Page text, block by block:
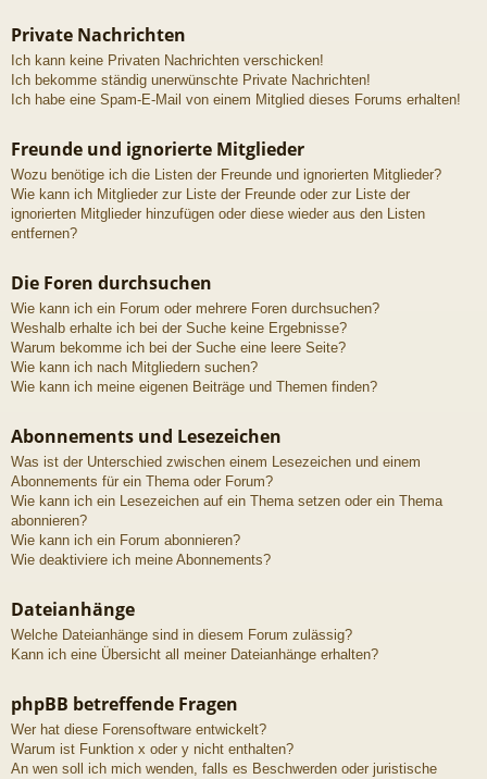
Private Nachrichten
Ich kann keine Privaten Nachrichten verschicken!
Ich bekomme ständig unerwünschte Private Nachrichten!
Ich habe eine Spam-E-Mail von einem Mitglied dieses Forums erhalten!
Freunde und ignorierte Mitglieder
Wozu benötige ich die Listen der Freunde und ignorierten Mitglieder?
Wie kann ich Mitglieder zur Liste der Freunde oder zur Liste der
ignorierten Mitglieder hinzufügen oder diese wieder aus den Listen
entfernen?
Die Foren durchsuchen
Wie kann ich ein Forum oder mehrere Foren durchsuchen?
Weshalb erhalte ich bei der Suche keine Ergebnisse?
Warum bekomme ich bei der Suche eine leere Seite?
Wie kann ich nach Mitgliedern suchen?
Wie kann ich meine eigenen Beiträge und Themen finden?
Abonnements und Lesezeichen
Was ist der Unterschied zwischen einem Lesezeichen und einem
Abonnements für ein Thema oder Forum?
Wie kann ich ein Lesezeichen auf ein Thema setzen oder ein Thema
abonnieren?
Wie kann ich ein Forum abonnieren?
Wie deaktiviere ich meine Abonnements?
Dateianhänge
Welche Dateianhänge sind in diesem Forum zulässig?
Kann ich eine Übersicht all meiner Dateianhänge erhalten?
phpBB betreffende Fragen
Wer hat diese Forensoftware entwickelt?
Warum ist Funktion x oder y nicht enthalten?
An wen soll ich mich wenden, falls es Beschwerden oder juristische